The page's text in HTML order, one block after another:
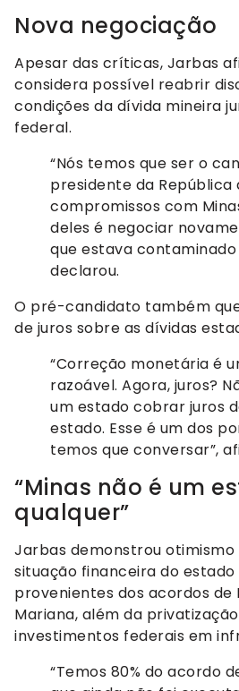
Nova negociação
Apesar das críticas, Jarbas
considera possível reabrir
condições da dívida mineira
federal.
“Nós temos que ser o
presidente da República
compromissos com
deles é negociar
que estava
declarou.
O pré-candidato também
de juros sobre as dívidas
“Correção monetária é
razoável. Agora, juros?
um estado cobrar juros
estado. Esse é um dos
temos que conversar”,
“Minas não é um
qualquer”
Jarbas demonstrou
situação financeira do
provenientes dos acordos de
Mariana, além da
investimentos federais em
“Temos 80% do acordo